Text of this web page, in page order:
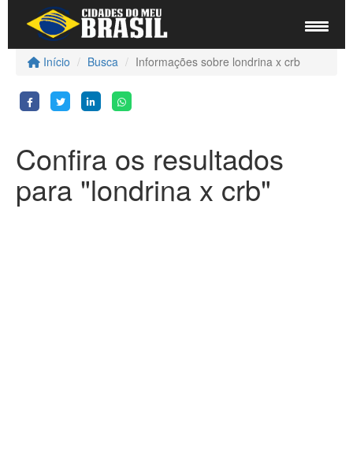
Início Busca Informações sobre londrina x crb
Confira os resultados
para "londrina x crb"